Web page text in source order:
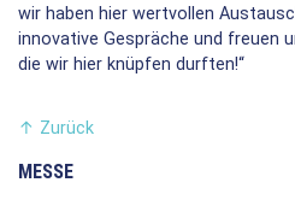
wir haben hier wertvollen
innovative Gespräche und freuen
die wir hier knüpfen durften!“
↑ Zurück
MESSE